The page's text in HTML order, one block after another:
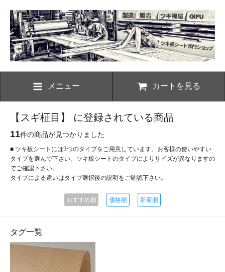
メニュー カートを見る
【スギ柾目】 に登録されている商品
11件の商品が見つかりました
■ ツキ板シートには3つのタイプをご用意しています。お客様の使いやすい
タイプを選んで下さい。ツキ板シートのタイプによりサイズが異なりますの
でご確認下さい。
タイプによる違いはタイプ選択後の説明をご確認下さい。
おすすめ順 価格順 新着順
タグ一覧